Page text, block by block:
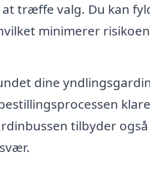
træffe valg. Du kan
minimerer
dine
tilbyder også